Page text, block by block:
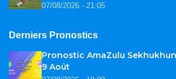
07/08/2026 - 21:05
Derniers Pronostics
Pronostic AmaZulu
9 Août